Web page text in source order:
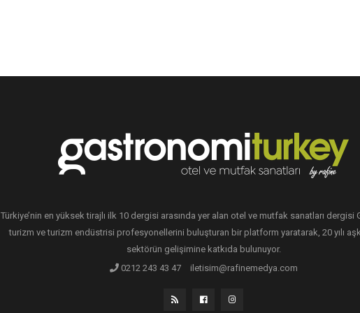
Türkiye’nin en yüksek tirajlı ilk 10 dergisi arasında yer alan otel ve mutfak sanatları dergisi
turizm ve turizm endüstrisi profesyonellerini buluşturan bir platform yaratarak, 20 yılı
sektörün gelişimine katkıda bulunuyor.
0212 243 43 47
iletisim@rafinemedya.com